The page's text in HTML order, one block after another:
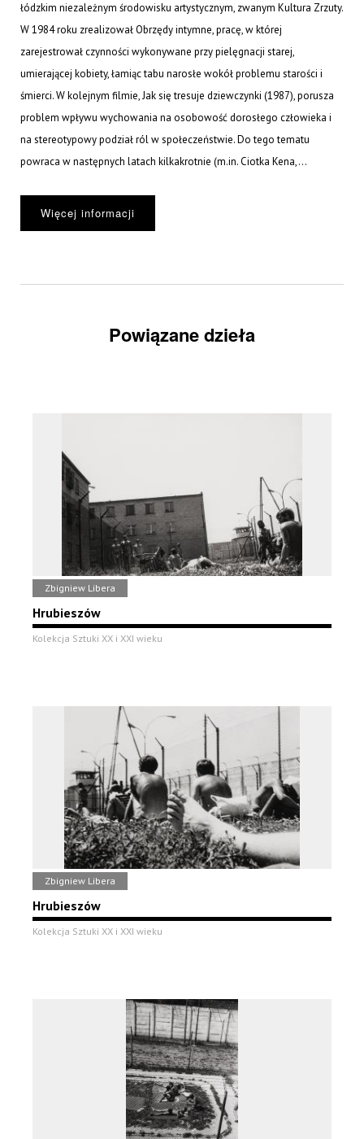
łódzkim niezależnym środowisku artystycznym, zwanym Kultura Zrzuty.
W 1984 roku zrealizował Obrzędy intymne, pracę, w której
zarejestrował czynności wykonywane przy pielęgnacji starej,
umierającej kobiety, łamiąc tabu narosłe wokół problemu starości i
śmierci. W kolejnym filmie, Jak się tresuje dziewczynki (1987), porusza
problem wpływu wychowania na osobowość dorosłego człowieka i
na stereotypowy podział ról w społeczeństwie. Do tego tematu
powraca w następnych latach kilkakrotnie (m.in. Ciotka Kena,...
Więcej informacji
Powiązane dzieła
Zbigniew Libera
Hrubieszów
Kolekcja Sztuki XX i XXI wieku
Zbigniew Libera
Hrubieszów
Kolekcja Sztuki XX i XXI wieku